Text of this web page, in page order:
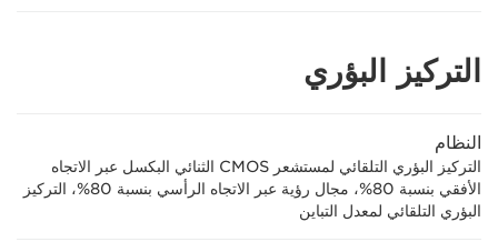
التركيز البؤري
النظام
التركيز البؤري التلقائي لمستشعر CMOS الثنائي البكسل عبر الاتجاه
الأفقي بنسبة 80%، مجال رؤية عبر الاتجاه الرأسي بنسبة 80%، التركيز
البؤري التلقائي لمعدل التباين